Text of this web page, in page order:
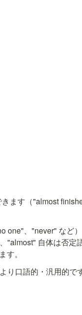
ます（"almost
one"、"never" など
"almost" 自体は否定
。
口語的・汎用的です